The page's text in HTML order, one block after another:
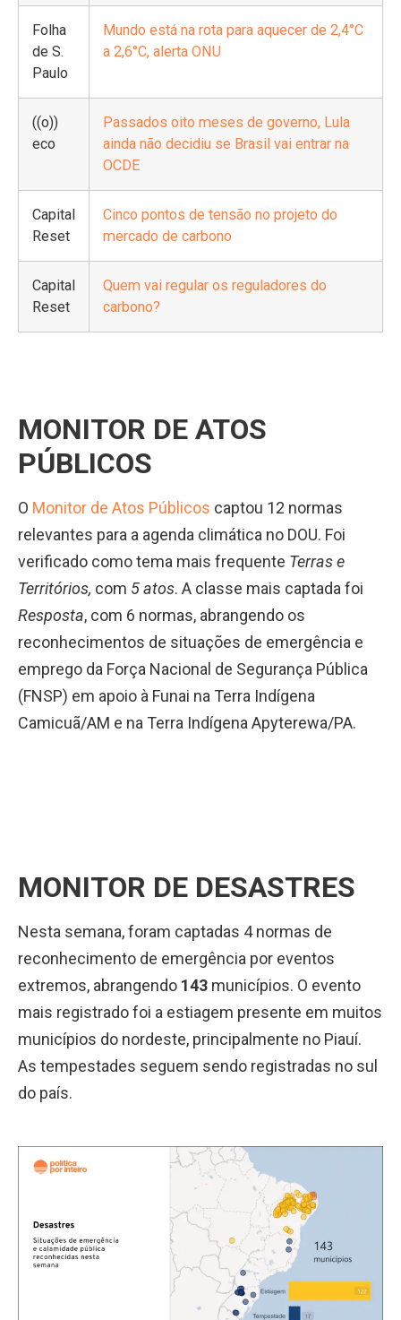
Folha
de S.
Paulo
Mundo está na rota para aquecer de 2,4°C
a 2,6°C, alerta ONU
((o))
eco
Passados oito meses de governo, Lula
ainda não decidiu se Brasil vai entrar na
OCDE
Capital
Reset
Cinco pontos de tensão no projeto do
mercado de carbono
Capital
Reset
Quem vai regular os reguladores do
carbono?
MONITOR DE ATOS
PÚBLICOS
O Monitor de Atos Públicos captou 12 normas
relevantes para a agenda climática no DOU. Foi
verificado como tema mais frequente Terras e
Territórios, com 5 atos. A classe mais captada foi
Resposta, com 6 normas, abrangendo os
reconhecimentos de situações de emergência e
emprego da Força Nacional de Segurança Pública
(FNSP) em apoio à Funai na Terra Indígena
Camicuã/AM e na Terra Indígena Apyterewa/PA.
MONITOR DE DESASTRES
Nesta semana, foram captadas 4 normas de
reconhecimento de emergência por eventos
extremos, abrangendo 143 municípios. O evento
mais registrado foi a estiagem presente em muitos
municípios do nordeste, principalmente no Piauí.
As tempestades seguem sendo registradas no sul
do país.